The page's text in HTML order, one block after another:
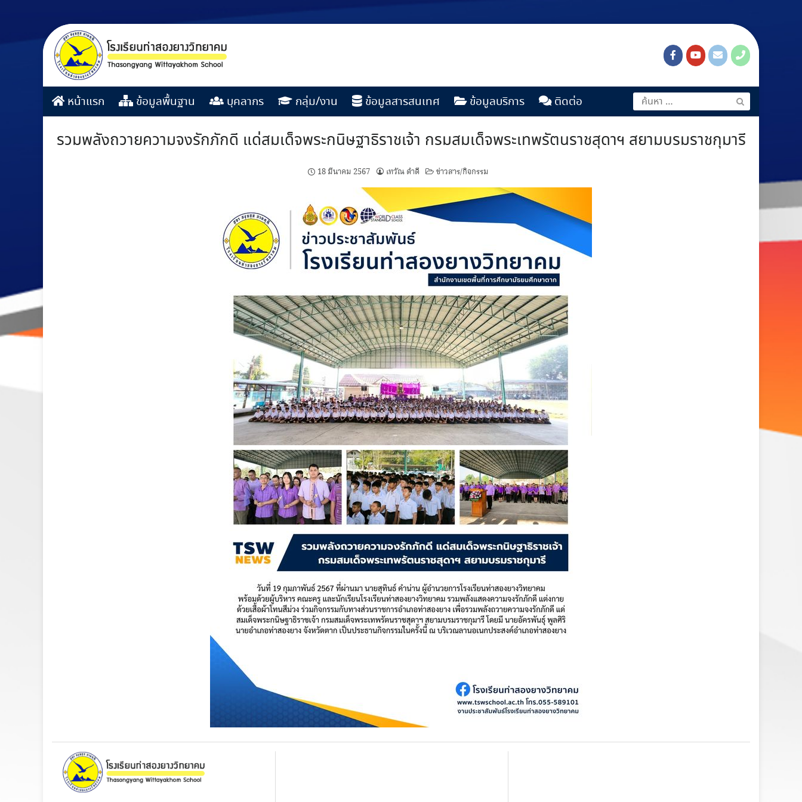
หน้าแรก ข้อมูลพื้นฐาน บุคลากร กลุ่ม/งาน ข้อมูลสารสนเทศ ข้อมูลบริการ ติดต่อ
รวมพลังถวายความจงรักภักดี แด่สมเด็จพระกนิษฐาธิราชเจ้า กรมสมเด็จพระเทพรัตนราชสุดาฯ สยามบรมราชกุมารี
18 มีนาคม 2567 เทวัณ ดำดี ข่าวสาร/กิจกรรม